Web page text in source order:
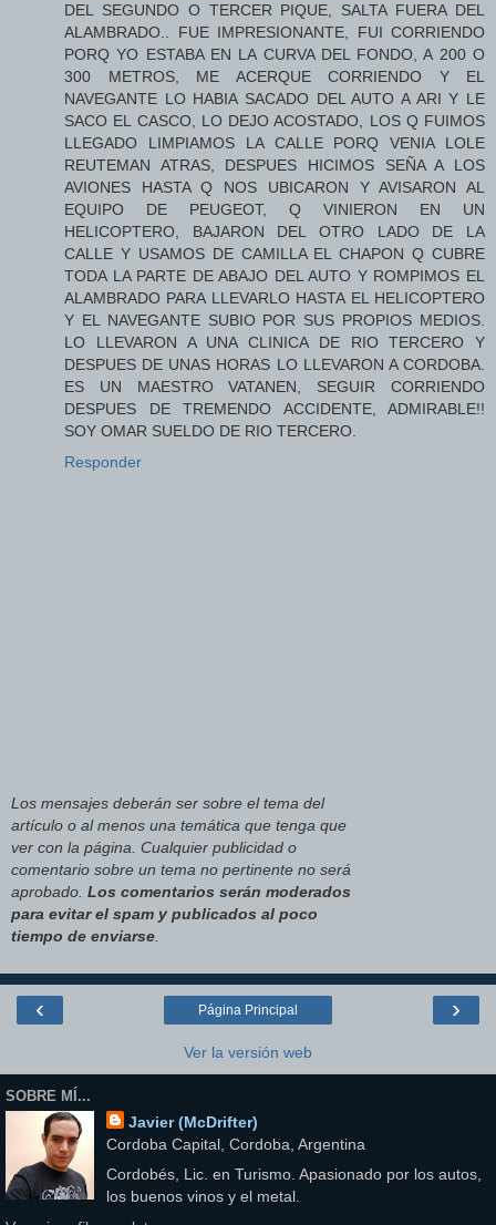
DEL SEGUNDO O TERCER PIQUE, SALTA FUERA DEL
ALAMBRADO.. FUE IMPRESIONANTE, FUI CORRIENDO
PORQ YO ESTABA EN LA CURVA DEL FONDO, A 200 O
300 METROS, ME ACERQUE CORRIENDO Y EL
NAVEGANTE LO HABIA SACADO DEL AUTO A ARI Y LE
SACO EL CASCO, LO DEJO ACOSTADO, LOS Q FUIMOS
LLEGADO LIMPIAMOS LA CALLE PORQ VENIA LOLE
REUTEMAN ATRAS, DESPUES HICIMOS SEÑA A LOS
AVIONES HASTA Q NOS UBICARON Y AVISARON AL
EQUIPO DE PEUGEOT, Q VINIERON EN UN
HELICOPTERO, BAJARON DEL OTRO LADO DE LA
CALLE Y USAMOS DE CAMILLA EL CHAPON Q CUBRE
TODA LA PARTE DE ABAJO DEL AUTO Y ROMPIMOS EL
ALAMBRADO PARA LLEVARLO HASTA EL HELICOPTERO
Y EL NAVEGANTE SUBIO POR SUS PROPIOS MEDIOS.
LO LLEVARON A UNA CLINICA DE RIO TERCERO Y
DESPUES DE UNAS HORAS LO LLEVARON A CORDOBA.
ES UN MAESTRO VATANEN, SEGUIR CORRIENDO
DESPUES DE TREMENDO ACCIDENTE, ADMIRABLE!!
SOY OMAR SUELDO DE RIO TERCERO.
Responder
Los mensajes deberán ser sobre el tema del
artículo o al menos una temática que tenga que
ver con la página. Cualquier publicidad o
comentario sobre un tema no pertinente no será
aprobado. Los comentarios serán moderados
para evitar el spam y publicados al poco
tiempo de enviarse
‹ ›
Página Principal
Ver la versión web
SOBRE MÍ...
Javier (McDrifter)
Cordoba Capital, Cordoba, Argentina
Cordobés, Lic. en Turismo. Apasionado por los autos,
los buenos vinos y el metal.